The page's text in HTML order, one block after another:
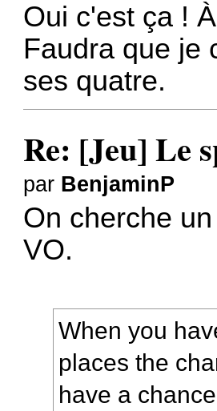
Oui c'est ça !
Faudra que je
ses quatre.
Re: [Jeu] Le
par BenjaminP
On cherche
VO.
When you
places the
have a